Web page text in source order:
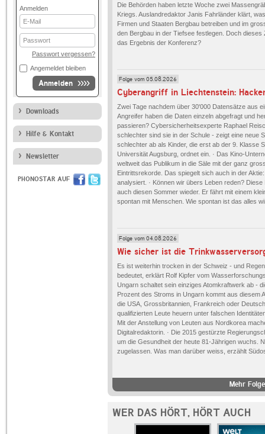
Anmelden
E-
Mail
Passwort
Passwort vergessen?
Angemeldet bleiben
Anmelden
Downloads
Hilfe & Kontakt
Newsletter
PHONOSTAR AUF
Die Behörden haben letzte Woche zwei
Kriegs. Auslandredaktor Janis Fahrländer klärt,
Firmen und Staaten Bergbau betreiben und im
den Bergbau in der Tiefsee festlegen. Doch
das Ergebnis der Konferenz?
Folge vom 05.08.2026
Zwei Tage nachdem über 30'000 Datensätze aus
Angreifer haben die Daten einzeln abgefragt und
passieren? Cybersicherheitsexperte Raphael
schlechter sind sie in der Schule - zeigt eine neue
schlechter ab als Kinder, die erst ab der 9. Klasse
Universität Augsburg, ordnet ein. · Das Kino-
weltweit das Publikum in die Säle mit der ganz
Eintrittsrekorde. Das spiegelt sich auch in der
analysiert. · Können wir übers Leben reden?
auch diesen Sommer wieder. Er fährt mit einem
spontan mit Menschen. Wie spontan ist das alles
Folge vom 04.08.2026
Wie sicher ist die
Es ist weiterhin trocken in der Schweiz - und
bedeutet, erklärt Rolf Kipfer vom
Ungarn schaltet sein einziges Atomkraftwerk ab -
Prozent des Stroms in Ungarn kommt aus diesem
die USA, Grossbritannien, Frankreich oder
qualifizierten Leute heuern unter falschen
Mit der Anstellung von Leuten aus Nordkorea
Digitalredaktorin. · Die 2015 gestürzte
um die Gesundheit der heute 81-Jährigen wuchs.
zugelassen. Was man darüber weiss, erzählt
Mehr
WER DAS HÖRT, HÖRT AUCH